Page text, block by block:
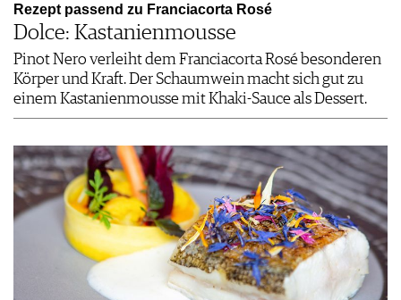
Rezept passend zu Franciacorta Rosé
Dolce: Kastanienmousse
Pinot Nero verleiht dem Franciacorta Rosé besonderen
Körper und Kraft. Der Schaumwein macht sich gut zu
einem Kastanienmousse mit Khaki-Sauce als Dessert.